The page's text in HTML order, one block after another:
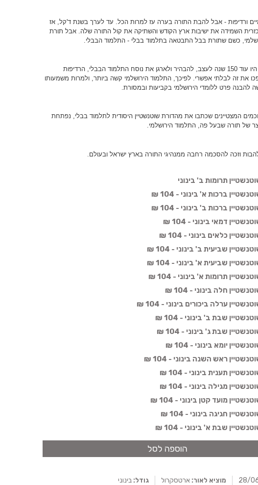
ורדיפות - אבל להבת התורה בערה עז למרות הכל. עד לערך בשנת ד'קל, אז
השמידה את ישיבות ארץ הקודש והשתיקה את קול התורה שלה. אבל תורת
כשם שתורת בבל התבטאה בתלמוד בבלי - התלמוד הבבלי.
אבל בעוד שלחכמי בבל היו עוד 150 שנה לעצב, להבהיר ולארגן את נוסח התלמוד הבבלי, הרדיפות
את זה לבלתי אפשרי. לפיכך, התלמוד הירושלמי קשה ביותר, ולמרות משמעותו
להבנה פרט ללומדי הירושלמי בקביעות ובמסורת.
המצטיינים שכתבו את מהדורת שוטנשטיין היסודית לתלמוד בבלי, נפתחת
של תורה שבעל פה, התלמוד הירושלמי.
וזכה להסכמה רחבה ממנהיגי התורה בארץ ישראל ובעולם.
תרומות ב' בינוני
ברכות א' בינוני - 104 ₪
ברכות ב' בינוני - 104 ₪
דמאי בינוני - 104 ₪
כלאים בינוני - 104 ₪
שביעית ב' בינוני - 104 ₪
שביעית א' בינוני - 104 ₪
תרומות א' בינוני - 104 ₪
חלה בינוני - 104 ₪
ערלה ביכורים בינוני - 104 ₪
שבת ב' בינוני - 104 ₪
שבת ג' בינוני - 104 ₪
יומא בינוני - 104 ₪
ראש השנה בינוני - 104 ₪
תענית בינוני - 104 ₪
מגילה בינוני - 104 ₪
מועד קטן בינוני - 104 ₪
חגיגה בינוני - 104 ₪
שבת א' בינוני - 104 ₪
הוספה לסל
מוציא לאור: ארטסקרול גודל: בינוני